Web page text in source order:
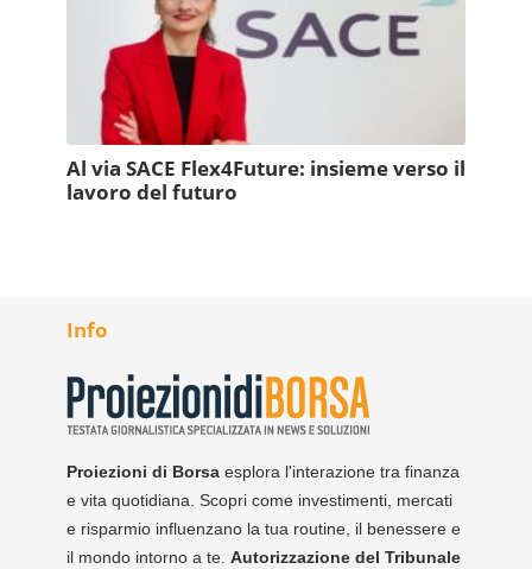
Al via SACE Flex4Future: insieme verso il
lavoro del futuro
Info
Proiezioni di Borsa esplora l'interazione tra finanza
e vita quotidiana. Scopri come investimenti, mercati
e risparmio influenzano la tua routine, il benessere e
il mondo intorno a te. Autorizzazione del Tribunale